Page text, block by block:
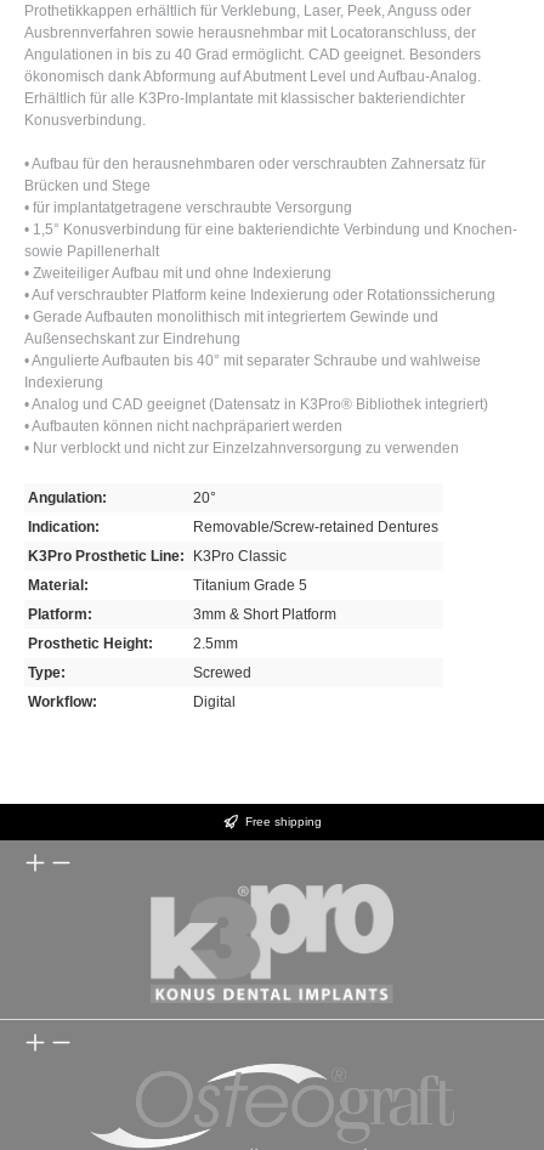
Prothetikkappen erhältlich für Verklebung, Laser, Peek, Anguss oder
Ausbrennverfahren sowie herausnehmbar mit Locatoranschluss, der
Angulationen in bis zu 40 Grad ermöglicht. CAD geeignet. Besonders
ökonomisch dank Abformung auf Abutment Level und Aufbau-Analog.
Erhältlich für alle K3Pro-Implantate mit klassischer bakteriendichter
Konusverbindung.
• Aufbau für den herausnehmbaren oder verschraubten Zahnersatz für
Brücken und Stege
• für implantatgetragene verschraubte Versorgung
• 1,5° Konusverbindung für eine bakteriendichte Verbindung und Knochen-
sowie Papillenerhalt
• Zweiteiliger Aufbau mit und ohne Indexierung
• Auf verschraubter Platform keine Indexierung oder Rotationssicherung
• Gerade Aufbauten monolithisch mit integriertem Gewinde und
Außensechskant zur Eindrehung
• Angulierte Aufbauten bis 40° mit separater Schraube und wahlweise
Indexierung
• Analog und CAD geeignet (Datensatz in K3Pro® Bibliothek integriert)
• Aufbauten können nicht nachpräpariert werden
• Nur verblockt und nicht zur Einzelzahnversorgung zu verwenden
Angulation:
20°
Indication:
Removable/Screw-retained Dentures
K3Pro Prosthetic Line:
K3Pro Classic
Material:
Titanium Grade 5
Platform:
3mm & Short Platform
Prosthetic Height:
2.5mm
Type:
Screwed
Workflow:
Digital
Free shipping